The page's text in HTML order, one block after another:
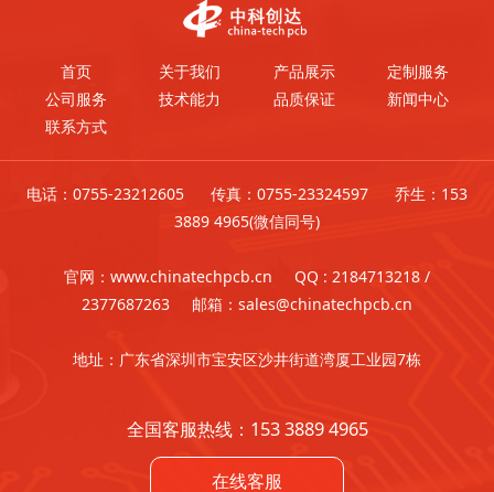
首页 关于我们 产品展示
定制服务
公司服务
技术能力 品质保证
新闻中心
联系方式
电话：0755-23212605 传真：0755-23324597 乔生：153
3889 4965(微信同号)
官网：www.chinatechpcb.cn QQ : 2184713218 /
2377687263 邮箱：sales@chinatechpcb.cn
地址：广东省深圳市宝安区沙井街道湾厦工业园7栋
全国客服热线：153 3889 4965
在线客服